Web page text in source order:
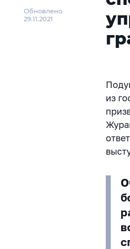
Обновлено
29.11.2021
из